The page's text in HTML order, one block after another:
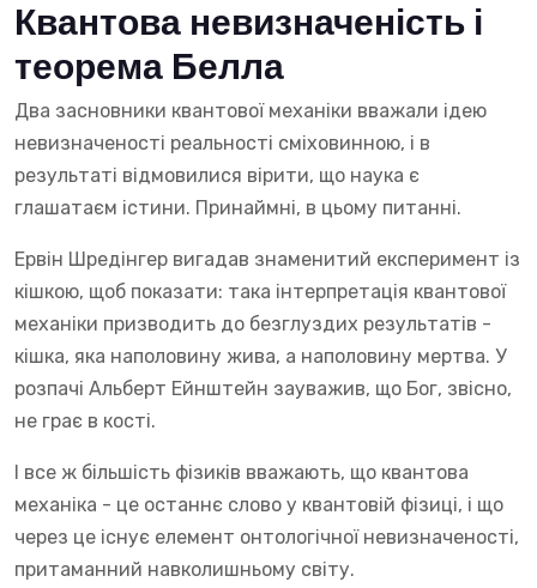
Квантова невизначеність і
теорема Белла
Два засновники квантової механіки вважали ідею
невизначеності реальності сміховинною, і в
результаті відмовилися вірити, що наука є
глашатаєм істини. Принаймні, в цьому питанні.
Ервін Шредінгер вигадав знаменитий експеримент із
кішкою, щоб показати: така інтерпретація квантової
механіки призводить до безглуздих результатів -
кішка, яка наполовину жива, а наполовину мертва. У
розпачі Альберт Ейнштейн зауважив, що Бог, звісно,
не грає в кості.
І все ж більшість фізиків вважають, що квантова
механіка - це останнє слово у квантовій фізиці, і що
через це існує елемент онтологічної невизначеності,
притаманний навколишньому світу.